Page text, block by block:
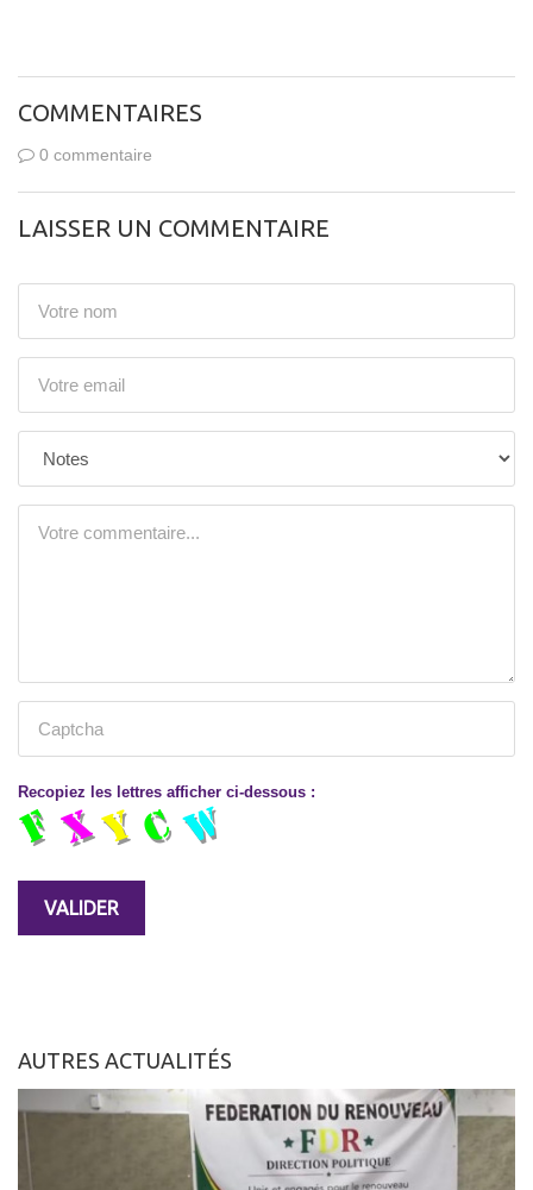
COMMENTAIRES
0 commentaire
LAISSER UN COMMENTAIRE
Recopiez les lettres afficher ci-dessous :
AUTRES ACTUALITÉS